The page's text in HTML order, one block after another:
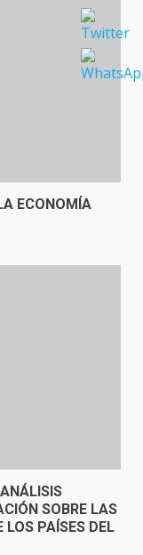
ECONOMÍA
SOBRE LAS
LOS PAÍSES DEL